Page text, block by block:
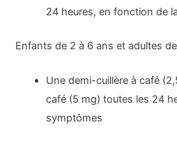
24 heures, en fonction de
Enfants de 2 à 6 ans et adultes
Une demi-cuillère à café
café (5 mg) toutes les 24
symptômes